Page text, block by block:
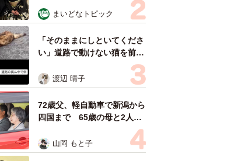
めらい 「痛いほど伝わる」
「行動され立派」
まいどなトピック
「そのままにしといてくださ
い」道路で動けない猫を前に
返された一言… 懸命に生き
ようとした4日間 「命の重
さはみんな同じ」保護団体代
表の訴え
渡辺 晴子
72歳父、軽自動車で新潟から
四国まで 65歳の母と2人で
3泊4日の旅 パーキングの休
憩まで分刻み… 「大学生で
も組まねえよ！」
山岡 もと子